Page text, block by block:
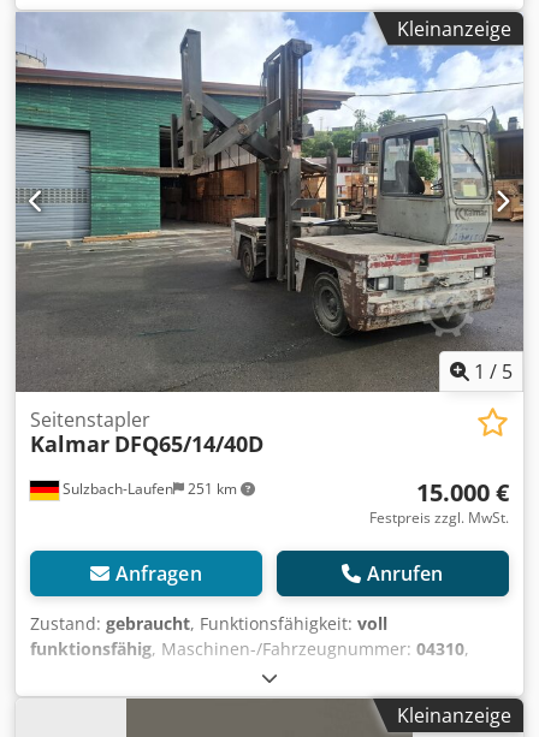
Kleinanzeige
1 / 5
Sulzbach-Laufen 251 km
Seitenstapler
Kalmar DFQ65/14/40D
15.000 €
Festpreis zzgl. MwSt.
Anfragen Anrufen
Zustand: gebraucht, Funktionsfähigkeit: voll
funktionsfähig, Maschinen-/Fahrzeugnummer: 04310,
, Betriebsstunden:
kg, Kraftstofftyp:Diesel, Gesamtgewicht:12.050 kg, Kalmar
Seitenstapler mit Doppelhub Csdpfx Aezc UpksgkjrfKleinanzeige